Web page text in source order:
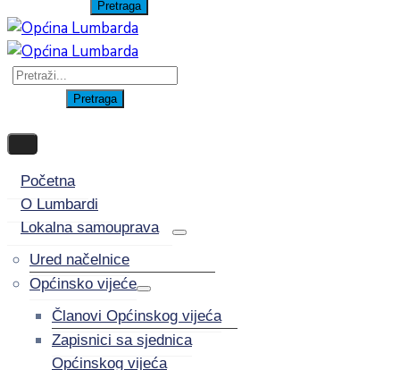
Početna
O Lumbardi
Lokalna samouprava
Ured načelnice
Općinsko vijeće
Članovi Općinskog vijeća
Zapisnici sa sjednica
Općinskog vijeća